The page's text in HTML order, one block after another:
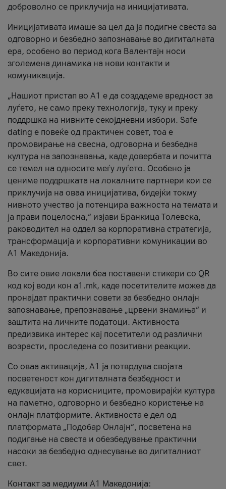
доброволно се приклучија на иницијативата.
Иницијативата имаше за цел да ја подигне свеста за
одговорно и безбедно запознавање во дигиталната
ера, особено во период кога Валентајн носи
зголемена динамика на нови контакти и
комуникација.
„Нашиот пристап во А1 е да создадеме вредност за
луѓето, не само преку технологија, туку и преку
поддршка на нивните секојдневни избори. Safe
dating е повеќе од практичен совет, тоа е
промовирање на свесна, одговорна и безбедна
култура на запознавања, каде довербата и почитта
се темел на односите меѓу луѓето. Особено ја
цениме поддршката на локалните партнери кои се
приклучија на оваа иницијатива, бидејќи токму
нивното учество ја потенцира важноста на темата и
ја прави поцелосна,“ изјави Бранкица Толевска,
раководител на оддел за корпоративна стратегија,
трансформација и корпоративни комуникации во
А1 Македонија.
Во сите овие локали беа поставени стикери со QR
код кој води кон a1.mk, каде посетителите можеа да
пронајдат практични совети за безбедно онлајн
запознавање, препознавање „црвени знамиња“ и
заштита на личните податоци. Активноста
предизвика интерес кај посетители од различни
возрасти, проследена со позитивни реакции.
Со оваа активација, А1 ја потврдува својата
посветеност кон дигиталната безбедност и
едукацијата на корисниците, промовирајќи култура
на паметно, одговорно и безбедно користење на
онлајн платформите. Активноста е дел од
платформата „Подобар Онлајн“, посветена на
подигање на свеста и обезбедување практични
насоки за безбедно однесување во дигиталниот
свет.
Контакт за медиуми А1 Македонија: